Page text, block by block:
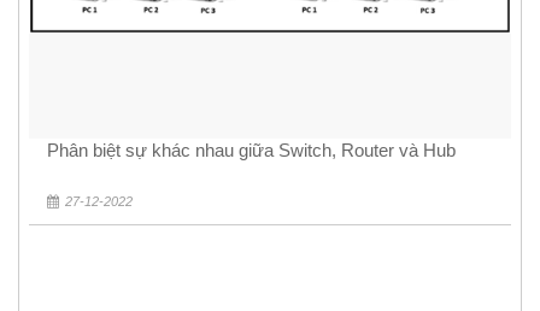
Phân biệt sự khác nhau giữa Switch, Router và Hub
27-12-2022